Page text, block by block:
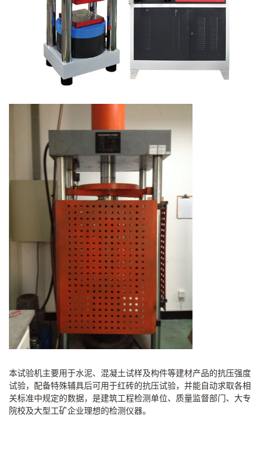
本试验机主要用于水泥、混凝土试样及构件等建材产品的抗压强度
试验，配备特殊辅具后可用于红砖的抗压试验，并能自动求取各相
关标准中规定的数据，是建筑工程检测单位、质量监督部门、大专
院校及大型工矿企业理想的检测仪器。